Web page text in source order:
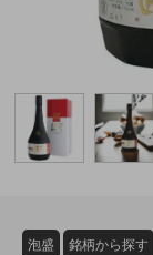
泡盛 銘柄から探す